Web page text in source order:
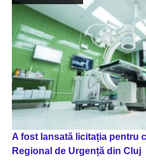
A fost lansată licitația pentru
Regional de Urgență din Cluj